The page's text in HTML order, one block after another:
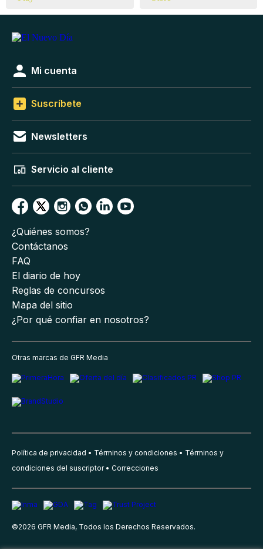
Mi cuenta
Suscríbete
Newsletters
Servicio al cliente
¿Quiénes somos?
Contáctanos
FAQ
El diario de hoy
Reglas de concursos
Mapa del sitio
¿Por qué confiar en nosotros?
Otras marcas de GFR Media
Política de privacidad Términos y condiciones
Términos y
condiciones del suscriptor
Correcciones
©2026 GFR Media, Todos los Derechos Reservados.